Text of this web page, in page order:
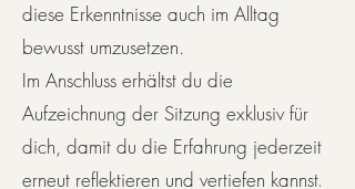
diese Erkenntnisse auch im Alltag
bewusst umzusetzen.
Im Anschluss erhältst du die
Aufzeichnung der Sitzung exklusiv für
dich, damit du die Erfahrung jederzeit
erneut reflektieren und vertiefen kannst.